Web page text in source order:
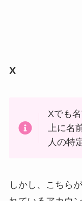
X
Xでも
上に名
人の特
しかし、こちら